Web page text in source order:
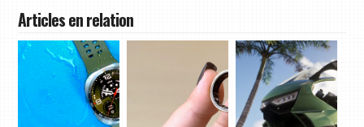
Articles en relation